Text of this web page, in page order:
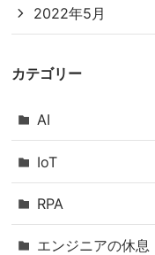
2022年5月
カテゴリー
AI
IoT
RPA
エンジニアの休息